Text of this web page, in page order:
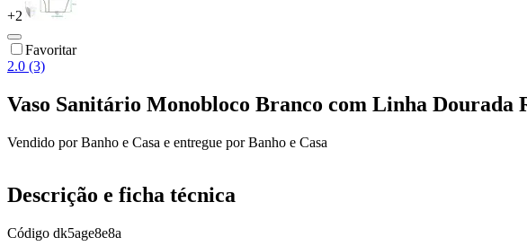
+2
Favoritar
2.0 (3)
Vaso Sanitário Monobloco Branco com Linha Dourada
Vendido porBanho e Casa e entregue por Banho e Casa
Descrição e ficha técnica
Código dk5age8e8a